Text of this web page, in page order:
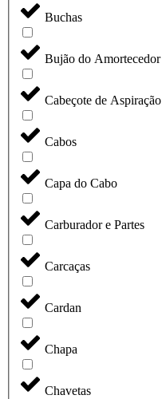
Buchas
Bujão do Amortecedor
Cabeçote de Aspiração
Cabos
Capa do Cabo
Carburador e Partes
Carcaças
Cardan
Chapa
Chavetas